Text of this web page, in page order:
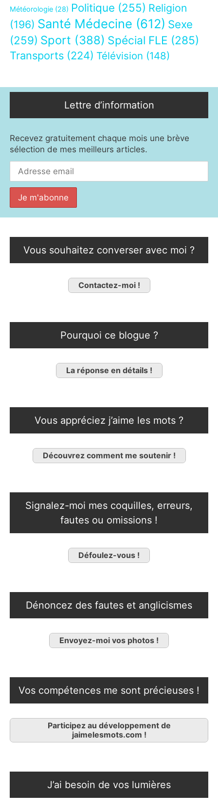
Météorologie (28) Politique (255) Religion
(196) Santé Médecine (612) Sexe
(259) Sport (388) Spécial FLE (285)
Transports (224) Télévision (148)
Lettre d’information
Recevez gratuitement chaque mois une brève
sélection de mes meilleurs articles.
Vous souhaitez converser avec moi ?
Contactez-moi !
Pourquoi ce blogue ?
La réponse en détails !
Vous appréciez j’aime les mots ?
Découvrez comment me soutenir !
Signalez-moi mes coquilles, erreurs,
fautes ou omissions !
Défoulez-vous !
Dénoncez des fautes et anglicismes
Envoyez-moi vos photos !
Vos compétences me sont précieuses !
Participez au développement de
jaimelesmots.com !
J’ai besoin de vos lumières